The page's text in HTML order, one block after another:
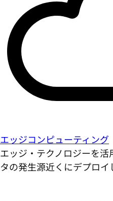
エッジコンピューティング
エッジ・テクノロジーを
タの発生源近くにデプロイ